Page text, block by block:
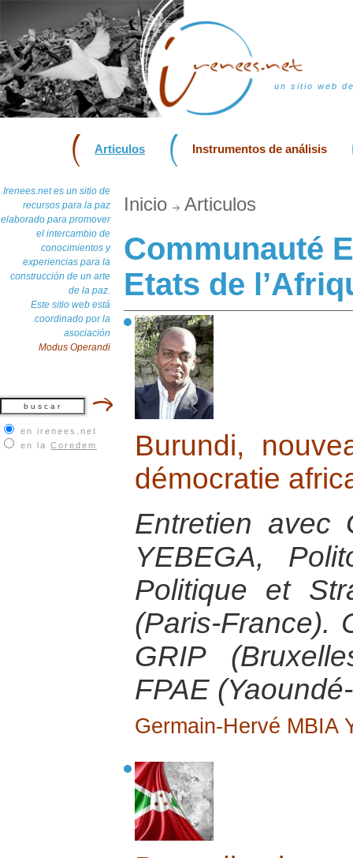
un sitio web
Articulos Instrumentos de análisis
Irenees.net es un sitio de
recursos para la paz
elaborado para promover
el intercambio de
conocimientos y
experiencias para la
construcción de un arte
de la paz.
Este sitio web está
coordinado por la
asociación
Modus Operandi
en irenees.net
en la Coredem
Inicio Articulos
Communauté
Etats de
Burundi,
démocratie
Entretien avec
YEBEGA,
Politique et
(Paris-France).
GRIP
FPAE
Germain-Hervé MBIA